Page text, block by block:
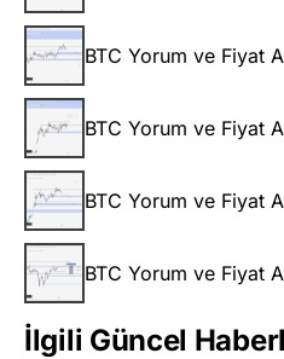
BTC Yorum ve Fiyat
BTC Yorum ve Fiyat
BTC Yorum ve Fiyat
BTC Yorum ve Fiyat
İlgili Güncel